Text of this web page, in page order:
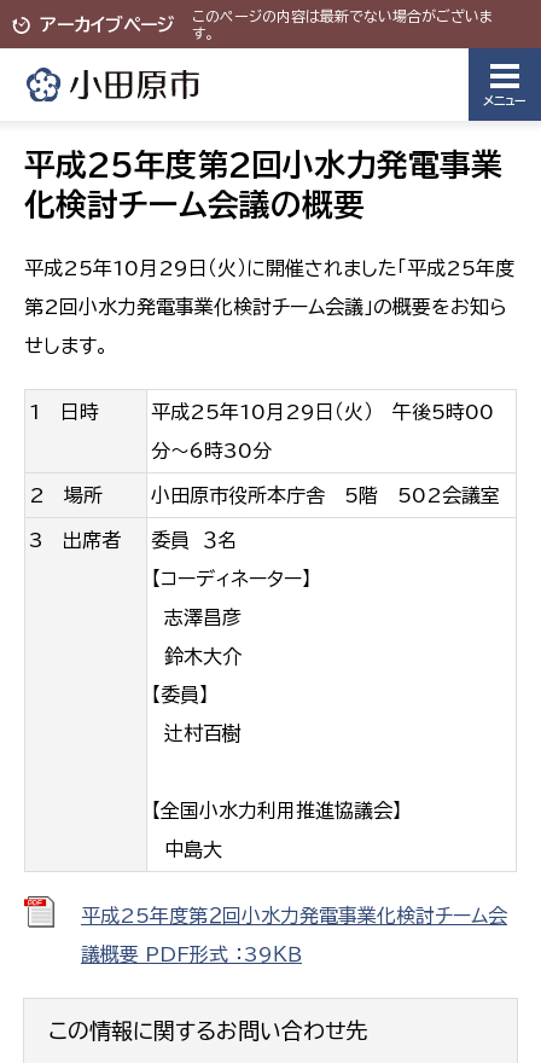
アーカイブページ
このページの内容は最新でない場合がございま
す。
メニュー
平成25年度第2回小水力発電事業
化検討チーム会議の概要
平成25年10月29日（火）に開催されました「平成25年度
第2回小水力発電事業化検討チーム会議」の概要をお知ら
せします。
1 日時
平成25年10月29日（火） 午後5時00
分～6時30分
2 場所 小田原市役所本庁舎 5階 502会議室
3 出席者
委員 ３名
【コーディネーター】
志澤昌彦
鈴木大介
【委員】
辻村百樹
【全国小水力利用推進協議会】
中島大
平成25年度第２回小水力発電事業化検討チーム会
議概要 PDF形式 ：39ＫＢ
この情報に関するお問い合わせ先